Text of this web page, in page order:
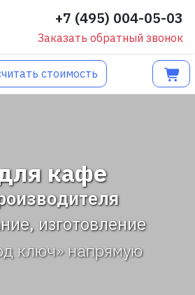
+7 (495) 004-05-03
Заказать обратный звонок
стоимость
кафе
изготовление
ключ» напрямую